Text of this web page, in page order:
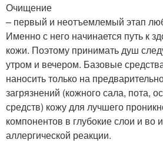
Очищение
– первый и неотъемлемый этап
Именно с него начинается путь к
кожи. Поэтому принимать душ
утром и вечером. Базовые
наносить только на
загрязнений (кожного сала, пота,
средств) кожу для лучшего
компонентов в глубокие слои и во
аллергической реакции.